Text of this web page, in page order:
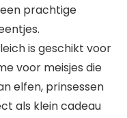
prachtige
is geschikt voor
voor meisjes die
elfen, prinsessen
als klein cadeau